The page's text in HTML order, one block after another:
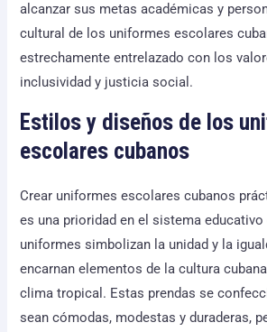
alcanzar sus metas académicas y
cultural de los uniformes escolares
estrechamente entrelazado con los
inclusividad y justicia social.
Estilos y diseños de los
escolares cubanos
Crear uniformes escolares cubanos
es una prioridad en el sistema
uniformes simbolizan la unidad y la
encarnan elementos de la cultura
clima tropical. Estas prendas se
sean cómodas, modestas y duraderas,